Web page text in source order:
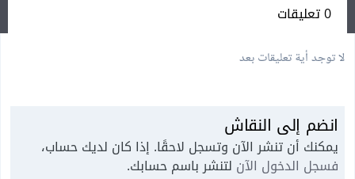
0 تعليقات
لا توجد أية تعليقات بعد
انضم إلى النقاش
يمكنك أن تنشر الآن وتسجل لاحقًا. إذا كان لديك حساب،
فسجل الدخول الآن لتنشر باسم حسابك.